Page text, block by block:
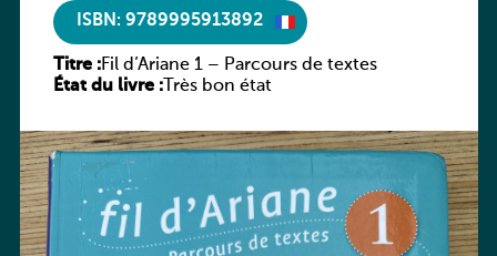
ISBN: 9789995913892
Titre :Fil d’Ariane 1 – Parcours de textes
État du livre :Très bon état